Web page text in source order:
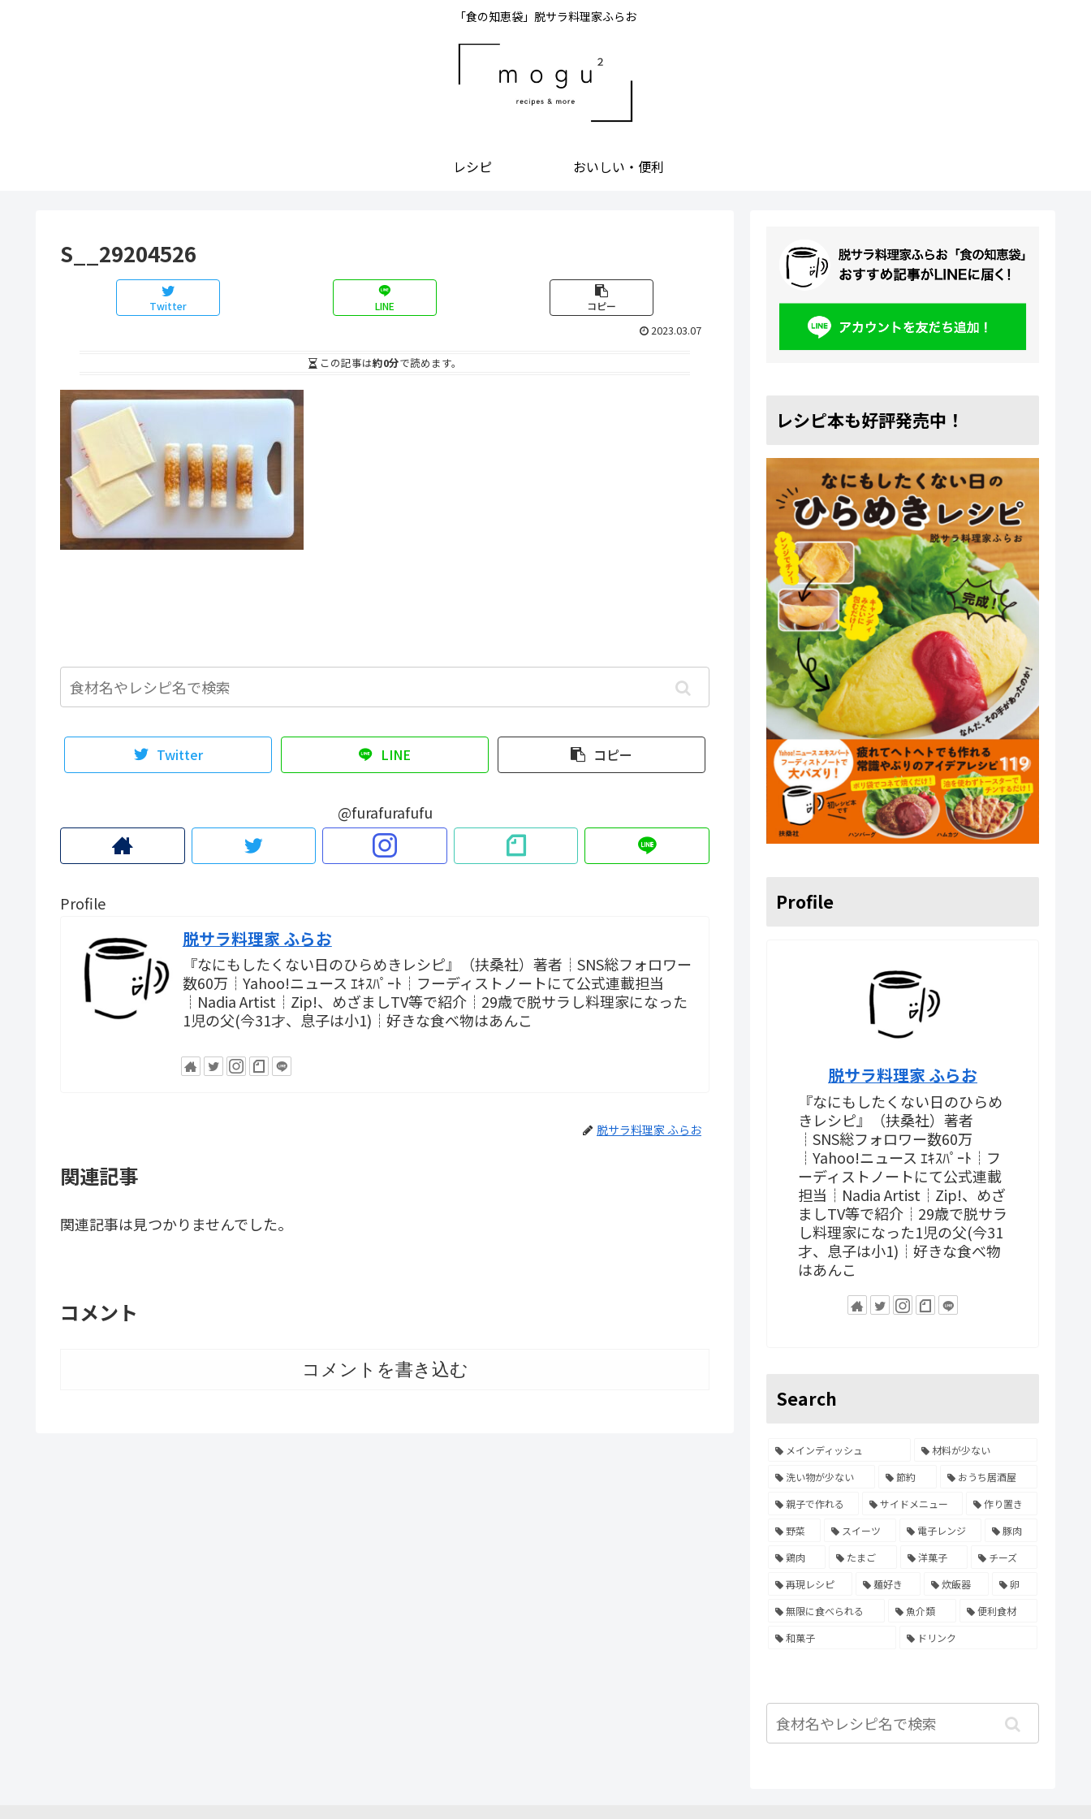
「食の知恵袋」脱サラ料理家ふらお
レシピ おいしい・便利
S__29204526
Twitter LINE コピー
2023.03.07
この記事は約0分で読めます。
Twitter LINE コピー
@furafurafufu
Profile
脱サラ料理家 ふらお
『なにもしたくない日のひらめきレシピ』（扶桑社）著者┊SNS総フォロワー
数60万┊Yahoo!ニュース ｴｷｽﾊﾟｰﾄ┊フーディストノートにて公式連載担当
┊Nadia Artist┊Zip!、めざましTV等で紹介┊29歳で脱サラし料理家になった
1児の父(今31才、息子は小1)┊好きな食べ物はあんこ
脱サラ料理家 ふらお
関連記事
関連記事は見つかりませんでした。
コメント
コメントを書き込む
レシピ本も好評発売中！
Profile
脱サラ料理家 ふらお
『なにもしたくない日のひらめ
きレシピ』（扶桑社）著者
┊SNS総フォロワー数60万
┊Yahoo!ニュース ｴｷｽﾊﾟｰﾄ┊フ
ーディストノートにて公式連載
担当┊Nadia Artist┊Zip!、めざ
ましTV等で紹介┊29歳で脱サラ
し料理家になった1児の父(今31
才、息子は小1)┊好きな食べ物
はあんこ
Search
メインディッシュ
材料が少ない
洗い物が少ない
節約
おうち居酒屋
親子で作れる
サイドメニュー
作り置き
野菜
スイーツ 電子レンジ
豚肉
鶏肉
たまご 洋菓子
チーズ
再現レシピ
麺好き 炊飯器
卵
無限に食べられる
魚介類
便利食材
和菓子
ドリンク